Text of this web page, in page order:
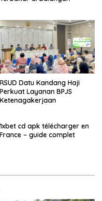
RSUD Datu Kandang Haji
Perkuat Layanan BPJS
Ketenagakerjaan
1xbet cd apk télécharger en
France – guide complet